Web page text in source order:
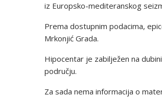
iz Europsko-mediteranskog
Prema dostupnim podacima,
Mrkonjić Grada.
Hipocentar je zabilježen na
području.
Za sada nema informacija o